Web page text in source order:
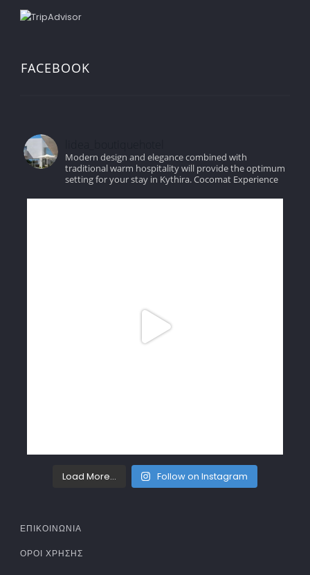
FACEBOOK
Modern design and elegance combined with
traditional warm hospitality will provide the optimum
setting for your stay in Kythira.Cocomat Experience
Load More... Follow on Instagram
ΕΠΙΚΟΙΝΩΝΙΑ
ΌΡΟΙ ΧΡΉΣΗΣ